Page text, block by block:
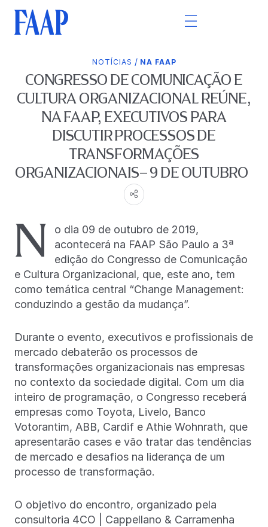
NOTÍCIAS / NA FAAP
CONGRESSO DE COMUNICAÇÃO E
CULTURA ORGANIZACIONAL REÚNE,
NA FAAP, EXECUTIVOS PARA
DISCUTIR PROCESSOS DE
TRANSFORMAÇÕES
ORGANIZACIONAIS– 9 DE OUTUBRO
N
o dia 09 de outubro de 2019,
acontecerá na FAAP São Paulo a 3ª
edição do Congresso de Comunicação
e Cultura Organizacional, que, este ano, tem
como temática central “Change Management:
conduzindo a gestão da mudança”.
Durante o evento, executivos e profissionais de
mercado debaterão os processos de
transformações organizacionais nas empresas
no contexto da sociedade digital. Com um dia
inteiro de programação, o Congresso receberá
empresas como Toyota, Livelo, Banco
Votorantim, ABB, Cardif e Athie Wohnrath, que
apresentarão cases e vão tratar das tendências
de mercado e desafios na liderança de um
processo de transformação.
O objetivo do encontro, organizado pela
consultoria 4CO | Cappellano & Carramenha